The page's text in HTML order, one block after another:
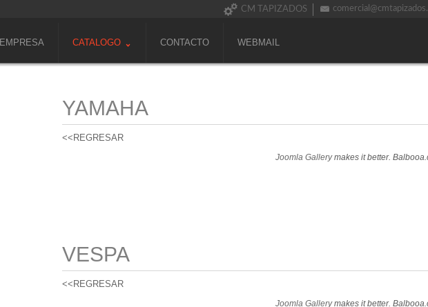
CM TAPIZADOS
EMPRESA CATALOGO CONTACTO WEBMAIL
YAMAHA
<<REGRESAR
Joomla Gallerymakes it better.
VESPA
<<REGRESAR
Joomla Gallerymakes it better.